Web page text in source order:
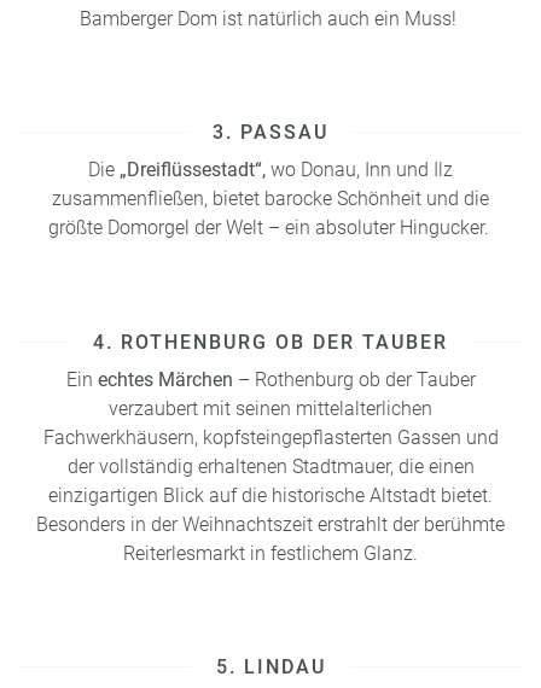
Bamberger Dom ist natürlich auch ein Muss!
3. PASSAU
Die „Dreiflüssestadt“, wo Donau, Inn und Ilz
zusammenfließen, bietet barocke Schönheit und die
größte Domorgel der Welt – ein absoluter Hingucker.
4. ROTHENBURG OB DER TAUBER
Ein echtes Märchen – Rothenburg ob der Tauber
verzaubert mit seinen mittelalterlichen
Fachwerkhäusern, kopfsteingepflasterten Gassen und
der vollständig erhaltenen Stadtmauer, die einen
einzigartigen Blick auf die historische Altstadt bietet.
Besonders in der Weihnachtszeit erstrahlt der berühmte
Reiterlesmarkt in festlichem Glanz.
5. LINDAU